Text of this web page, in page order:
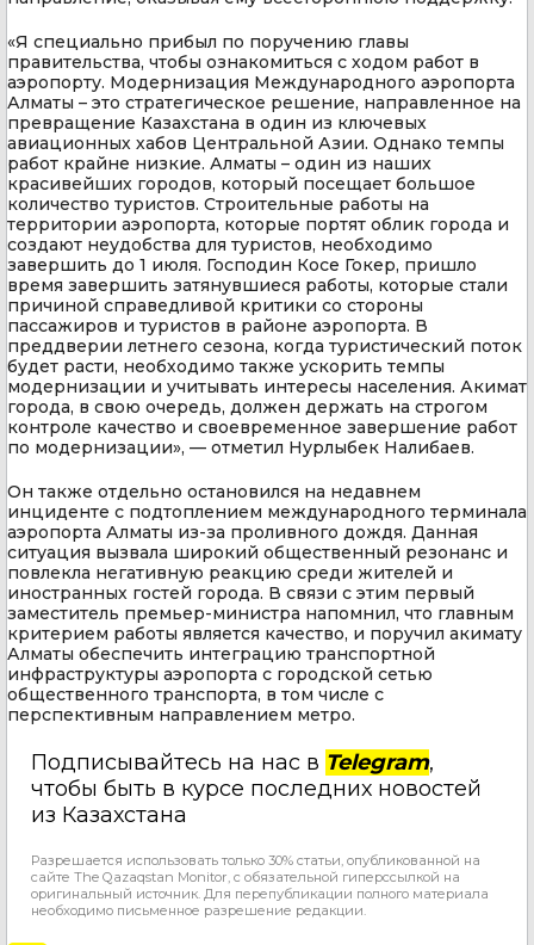
«Я специально прибыл по поручению главы
правительства, чтобы ознакомиться с ходом работ в
аэропорту. Модернизация Международного аэропорта
Алматы – это стратегическое решение, направленное на
превращение Казахстана в один из ключевых
авиационных хабов Центральной Азии. Однако темпы
работ крайне низкие. Алматы – один из наших
красивейших городов, который посещает большое
количество туристов. Строительные работы на
территории аэропорта, которые портят облик города и
создают неудобства для туристов, необходимо
завершить до 1 июля. Господин Косе Гокер, пришло
время завершить затянувшиеся работы, которые стали
причиной справедливой критики со стороны
пассажиров и туристов в районе аэропорта. В
преддверии летнего сезона, когда туристический поток
будет расти, необходимо также ускорить темпы
модернизации и учитывать интересы населения. Акимат
города, в свою очередь, должен держать на строгом
контроле качество и своевременное завершение работ
по модернизации», — отметил Нурлыбек Налибаев.
Он также отдельно остановился на недавнем
инциденте с подтоплением международного терминала
аэропорта Алматы из-за проливного дождя. Данная
ситуация вызвала широкий общественный резонанс и
повлекла негативную реакцию среди жителей и
иностранных гостей города. В связи с этим первый
заместитель премьер-министра напомнил, что главным
критерием работы является качество, и поручил акимату
Алматы обеспечить интеграцию транспортной
инфраструктуры аэропорта с городской сетью
общественного транспорта, в том числе с
перспективным направлением метро.
Подписывайтесь на нас в Telegram,
чтобы быть в курсе последних новостей
из Казахстана
Разрешается использовать только 30% статьи, опубликованной на
сайте The Qazaqstan Monitor, с обязательной гиперссылкой на
оригинальный источник. Для перепубликации полного материала
необходимо письменное разрешение редакции.